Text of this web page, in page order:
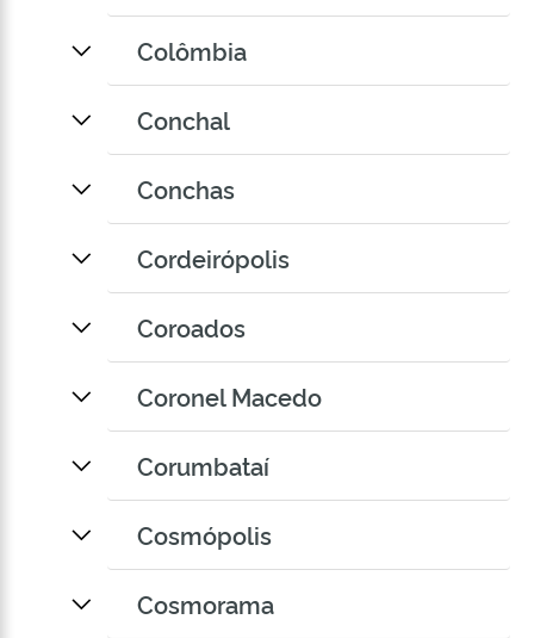
Colômbia
Conchal
Conchas
Cordeirópolis
Coroados
Coronel Macedo
Corumbataí
Cosmópolis
Cosmorama